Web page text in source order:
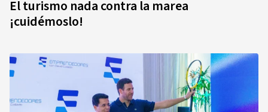
El turismo nada contra la marea
¡cuidémoslo!